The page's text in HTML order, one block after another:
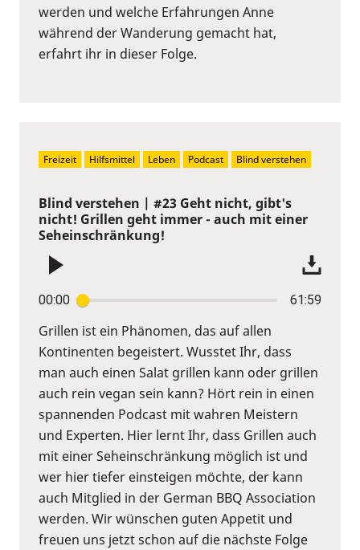
werden und welche Erfahrungen Anne
während der Wanderung gemacht hat,
erfahrt ihr in dieser Folge.
Blind verstehen | #23 Geht nicht, gibt's
nicht! Grillen geht immer - auch mit einer
Seheinschränkung!
00:00 61:59
Grillen ist ein Phänomen, das auf allen
Kontinenten begeistert. Wusstet Ihr, dass
man auch einen Salat grillen kann oder grillen
auch rein vegan sein kann? Hört rein in einen
spannenden Podcast mit wahren Meistern
und Experten. Hier lernt Ihr, dass Grillen auch
mit einer Seheinschränkung möglich ist und
wer hier tiefer einsteigen möchte, der kann
auch Mitglied in der German BBQ Association
werden. Wir wünschen guten Appetit und
freuen uns jetzt schon auf die nächste Folge
Freizeit Hilfsmittel Leben Podcast Blind verstehen